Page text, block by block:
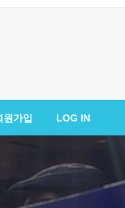
원가입 LOG IN